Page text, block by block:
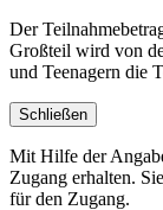
Der
Großteil wird von
und Teenagern die
Schließen
Mit Hilfe der
Zugang erhalten.
für den Zugang.